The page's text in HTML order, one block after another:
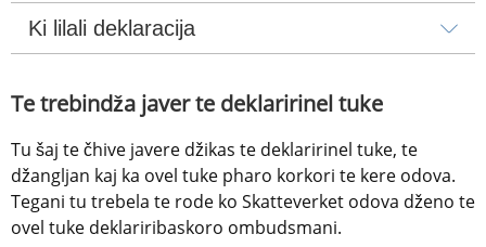
Ki lilali deklaracija
Te trebindža javer te deklaririnel tuke
Tu šaj te čhive javere džikas te deklaririnel tuke, te
džangljan kaj ka ovel tuke pharo korkori te kere odova.
Tegani tu trebela te rode ko Skatteverket odova dženo te
ovel tuke deklariribaskoro ombudsmani.